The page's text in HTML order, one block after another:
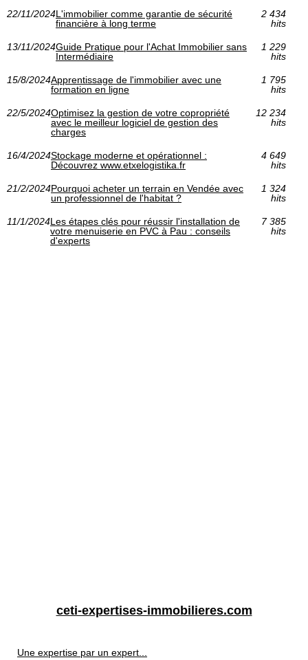
22/11/2024L'immobilier comme garantie de sécurité
financière à long terme
2 434
hits
13/11/2024Guide Pratique pour l'Achat Immobilier sans
Intermédiaire
1 229
hits
15/8/2024Apprentissage de l'immobilier avec une
formation en ligne
1 795
hits
22/5/2024Optimisez la gestion de votre copropriété
avec le meilleur logiciel de gestion des
charges
12 234
hits
16/4/2024Stockage moderne et opérationnel :
Découvrez www.etxelogistika.fr
4 649
hits
21/2/2024Pourquoi acheter un terrain en Vendée avec
un professionnel de l'habitat ?
1 324
hits
11/1/2024Les étapes clés pour réussir l'installation de
votre menuiserie en PVC à Pau : conseils
d'experts
7 385
hits
ceti-expertises-immobilieres.com
Une expertise par un expert...